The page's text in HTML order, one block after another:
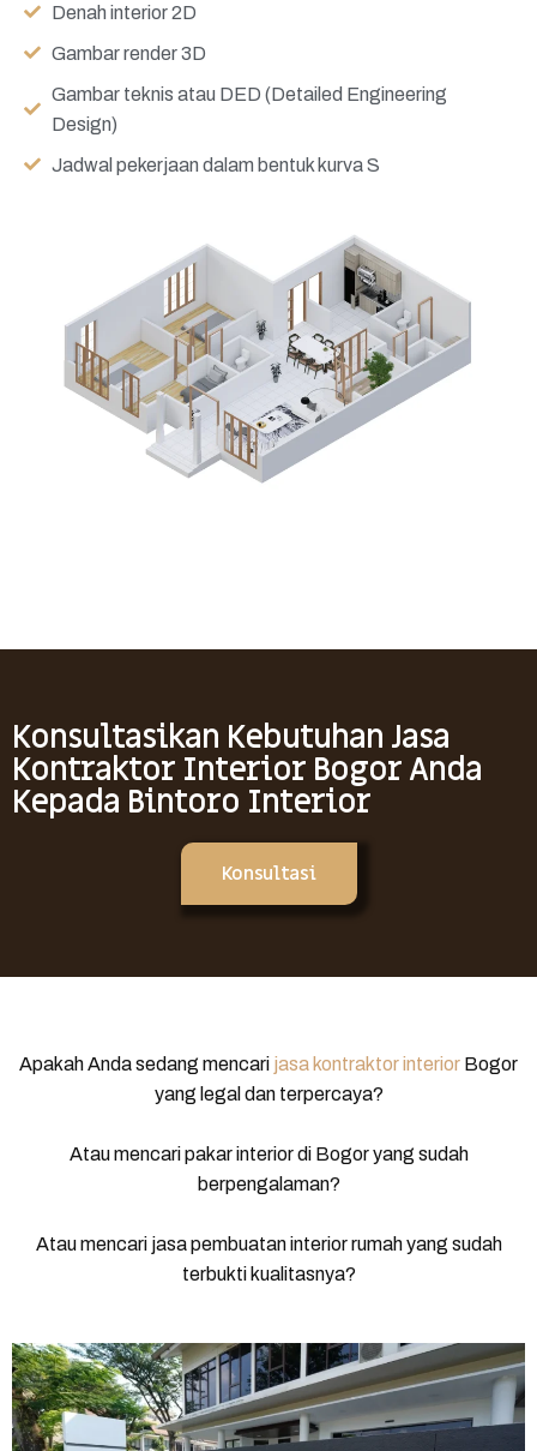
Denah interior 2D
Gambar render 3D
Gambar teknis atau DED (Detailed Engineering
Design)
Jadwal pekerjaan dalam bentuk kurva S
Konsultasikan Kebutuhan Jasa
Kontraktor Interior Bogor Anda
Kepada Bintoro Interior
Konsultasi
Apakah Anda sedang mencari jasa kontraktor interior Bogor
yang legal dan terpercaya?
Atau mencari pakar interior di Bogor yang sudah
berpengalaman?
Atau mencari jasa pembuatan interior rumah yang sudah
terbukti kualitasnya?